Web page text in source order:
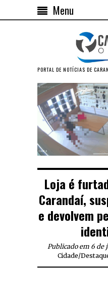
Menu
PORTAL DE NOTÍCIAS DE
Loja é
Carandaí,
e devolvem
Publicado em 6 de
Cidade/